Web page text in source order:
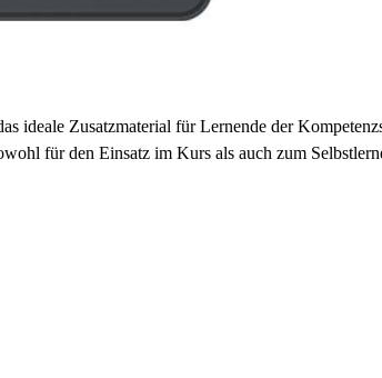
ideale Zusatzmaterial für Lernende der
für den Einsatz im Kurs als auch zum